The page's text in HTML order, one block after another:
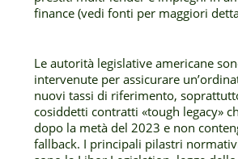
finance (vedi fonti per maggiori
Le autorità legislative americane
intervenute per assicurare
nuovi tassi di riferimento,
cosiddetti contratti «tough legacy»
dopo la metà del 2023 e non
fallback. I principali pilastri